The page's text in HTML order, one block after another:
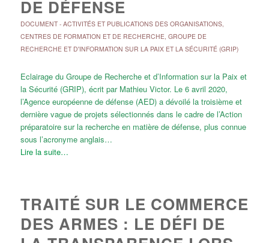
DE DÉFENSE
DOCUMENT- ACTIVITÉS ET PUBLICATIONS DES ORGANISATIONS,
CENTRES DE FORMATION ET DE RECHERCHE, GROUPE DE
RECHERCHE ET D'INFORMATION SUR LA PAIX ET LA SÉCURITÉ (GRIP)
Eclairage du Groupe de Recherche et d’Information sur la Paix et
la Sécurité (GRIP), écrit par Mathieu Victor. Le 6 avril 2020,
l’Agence européenne de défense (AED) a dévoilé la troisième et
dernière vague de projets sélectionnés dans le cadre de l’Action
préparatoire sur la recherche en matière de défense, plus connue
sous l’acronyme anglais…
Lire la suite…
TRAITÉ SUR LE COMMERCE
DES ARMES : LE DÉFI DE